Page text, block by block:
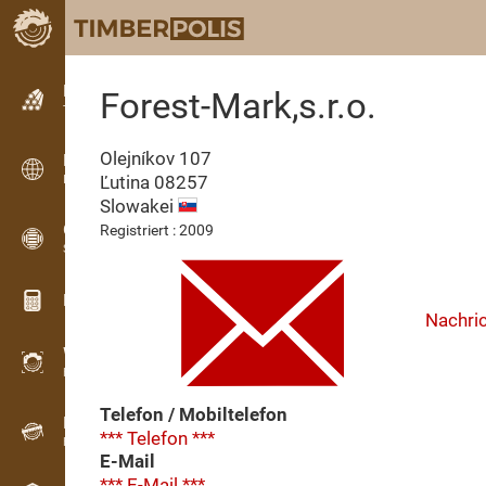
Kleinanzeigen
Textanzeigen
Kleinanzeigen
Internationale Anzeigen
OPTI-TIMB
Schnittbilder
Holz-Rechner
WoodProfi
Holzvolumen mit KI
Registriergerät
Holzbestandsaufnahme im Gelände
Forest-Mark,s.r.o.
Olejníkov 107
Ľutina 08257
Slowakei
Registriert : 2009
Telefon / Mobiltelefon
*** Telefon ***
E-Mail